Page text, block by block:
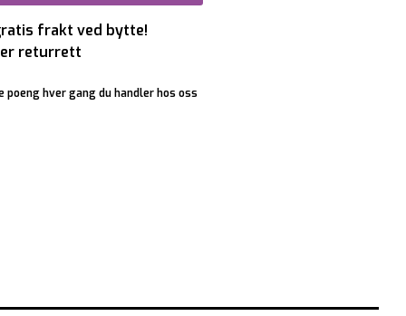
frakt ved bytte!
returrett
hver gang du handler hos oss